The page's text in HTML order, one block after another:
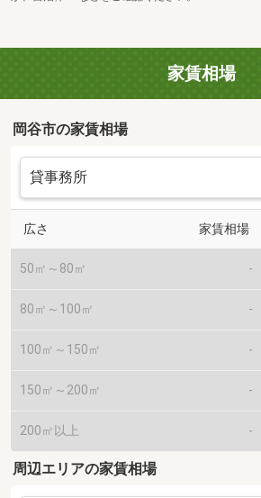
家賃相場
岡谷市の家賃相場
広さ 家賃相場
50㎡～80㎡ -
80㎡～100㎡ -
100㎡～150㎡ -
150㎡～200㎡ -
200㎡以上 -
周辺エリアの家賃相場